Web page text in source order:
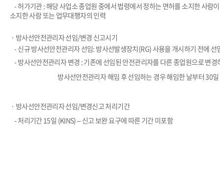
-허가기관:해당 사업소 종업원 중에서 법령에서 정하는 면허를 소지한 사람
소지한 사람 또는 업무대행자의 인력
· 방사선안전관리자 선임/변경 신고시기
-신규 방사선안전관리자 선임: 방사선발생장치(RG) 사용을 개시하기 전에 선
-방사선안전관리자 변경 :기존에 선임된 안전관리자를 다른 종업원으로 변경
방사선안전관리자 해임 후 선임하는 경우 해임한 날부터 30
· 방사선안전관리자 선임/변경신고 처리기간
-처리기간15일 (KINS) –신고 보완 요구에 따른 기간 미포함